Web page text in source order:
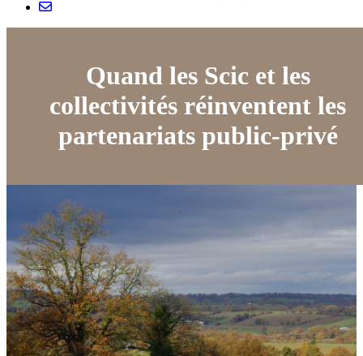
Quand les Scic et les
collectivités réinventent les
partenariats public-privé